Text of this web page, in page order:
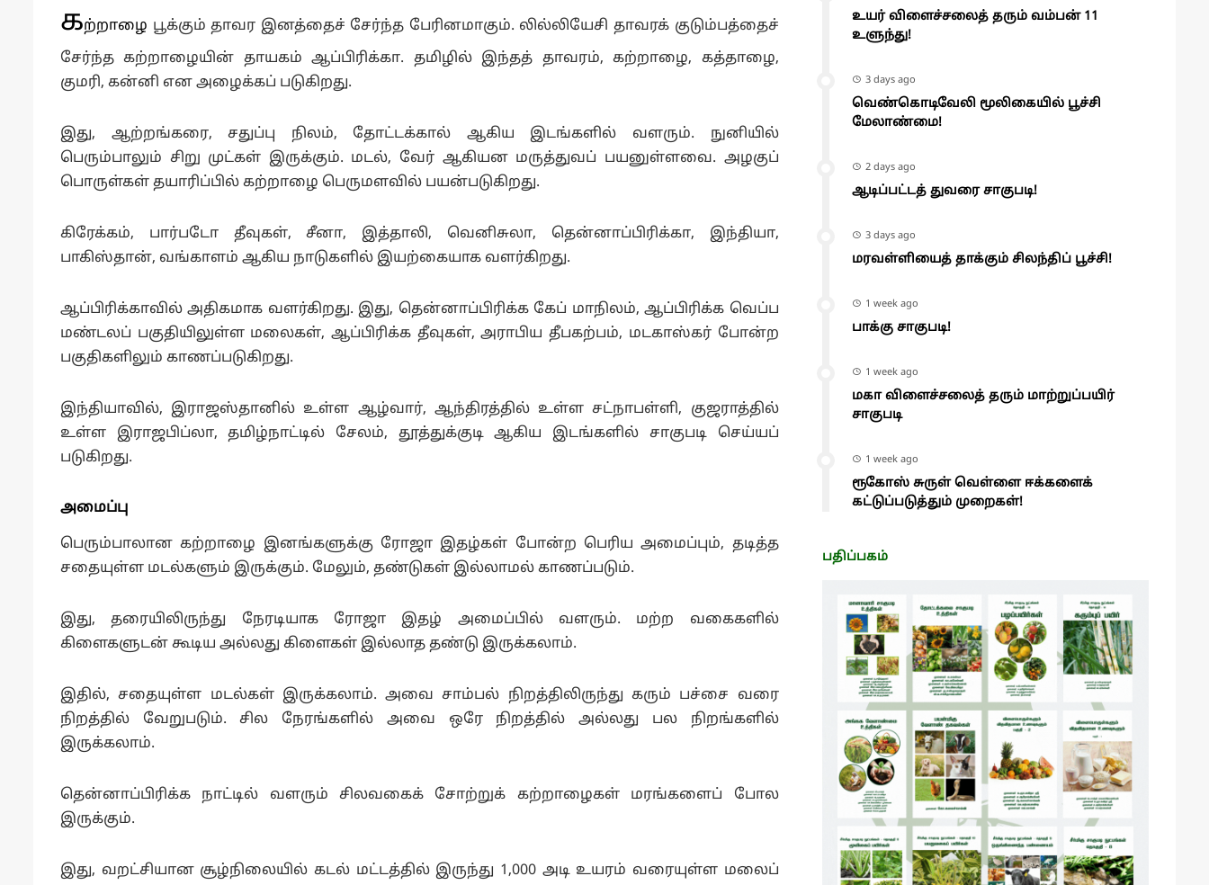
கற்றாழை பூக்கும் தாவர இனத்தைச் சேர்ந்த பேரினமாகும். லில்லியேசி தாவரக் குடும்பத்தைச்
சேர்ந்த கற்றாழையின் தாயகம் ஆப்பிரிக்கா. தமிழில் இந்தத் தாவரம், கற்றாழை, கத்தாழை,
குமரி, கன்னி என அழைக்கப் படுகிறது.
இது, ஆற்றங்கரை, சதுப்பு நிலம், தோட்டக்கால் ஆகிய இடங்களில் வளரும். நுனியில்
பெரும்பாலும் சிறு முட்கள் இருக்கும். மடல், வேர் ஆகியன மருத்துவப் பயனுள்ளவை. அழகுப்
பொருள்கள் தயாரிப்பில் கற்றாழை பெருமளவில் பயன்படுகிறது.
கிரேக்கம், பார்படோ தீவுகள், சீனா, இத்தாலி, வெனிசுலா, தென்னாப்பிரிக்கா, இந்தியா,
பாகிஸ்தான், வங்காளம் ஆகிய நாடுகளில் இயற்கையாக வளர்கிறது.
ஆப்பிரிக்காவில் அதிகமாக வளர்கிறது. இது, தென்னாப்பிரிக்க கேப் மாநிலம், ஆப்பிரிக்க வெப்ப
மண்டலப் பகுதியிலுள்ள மலைகள், ஆப்பிரிக்க தீவுகள், அராபிய தீபகற்பம், மடகாஸ்கர் போன்ற
பகுதிகளிலும் காணப்படுகிறது.
இந்தியாவில், இராஜஸ்தானில் உள்ள ஆழ்வார், ஆந்திரத்தில் உள்ள சட்நாபள்ளி, குஜராத்தில்
உள்ள இராஜபிப்லா, தமிழ்நாட்டில் சேலம், தூத்துக்குடி ஆகிய இடங்களில் சாகுபடி செய்யப்
படுகிறது.
அமைப்பு
பெரும்பாலான கற்றாழை இனங்களுக்கு ரோஜா இதழ்கள் போன்ற பெரிய அமைப்பும், தடித்த
சதையுள்ள மடல்களும் இருக்கும். மேலும், தண்டுகள் இல்லாமல் காணப்படும்.
இது, தரையிலிருந்து நேரடியாக ரோஜா இதழ் அமைப்பில் வளரும். மற்ற வகைகளில்
கிளைகளுடன் கூடிய அல்லது கிளைகள் இல்லாத தண்டு இருக்கலாம்.
இதில், சதையுள்ள மடல்கள் இருக்கலாம். அவை சாம்பல் நிறத்திலிருந்து கரும் பச்சை வரை
நிறத்தில் வேறுபடும். சில நேரங்களில் அவை ஒரே நிறத்தில் அல்லது பல நிறங்களில்
இருக்கலாம்.
தென்னாப்பிரிக்க நாட்டில் வளரும் சிலவகைக் சோற்றுக் கற்றாழைகள் மரங்களைப் போல
இருக்கும்.
இது, வறட்சியான சூழ்நிலையில் கடல் மட்டத்தில் இருந்து 1,000 அடி உயரம் வரையுள்ள மலைப்
உயர் விளைச்சலைத் தரும் வம்பன் 11
உளுந்து!
3 days ago
வெண்கொடிவேலி மூலிகையில் பூச்சி
மேலாண்மை!
2 days ago
ஆடிப்பட்டத் துவரை சாகுபடி!
3 days ago
மரவள்ளியைத் தாக்கும் சிலந்திப் பூச்சி!
1 week ago
பாக்கு சாகுபடி!
1 week ago
மகா விளைச்சலைத் தரும் மாற்றுப்பயிர்
சாகுபடி
1 week ago
ரூகோஸ் சுருள் வெள்ளை ஈக்களைக்
கட்டுப்படுத்தும் முறைகள்!
பதிப்பகம்